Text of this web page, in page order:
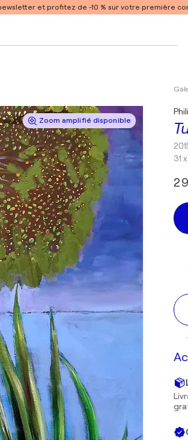
et profitez de -10 % sur votre première
Zoom amplifié disponible
31
2